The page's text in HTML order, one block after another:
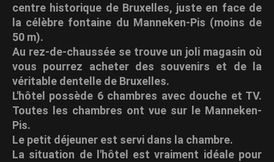
centre historique de Bruxelles, juste en face de
la célèbre fontaine du Manneken-Pis (moins de
50 m).
Au rez-de-chaussée se trouve un joli magasin où
vous pourrez acheter des souvenirs et de la
véritable dentelle de Bruxelles.
L'hôtel possède 6 chambres avec douche et TV.
Toutes les chambres ont vue sur le Manneken-
Pis.
Le petit déjeuner est servi dans la chambre.
La situation de l'hôtel est vraiment idéale pour